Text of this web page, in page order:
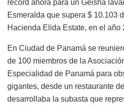
récord ahora para un Geisha
Esmeralda que supera $ 10.103
Hacienda Elida Estate, en el año
En Ciudad de Panamá se
de 100 miembros de la
Especialidad de Panamá para
gigantes, desde un restaurante
desarrollaba la subasta que